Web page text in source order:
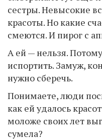
сестры. Невысокие
красоты. Но какие
смеются. И пирог с
А ей — нельзя.
испортить. Замуж,
нужно сберечь.
Понимаете, люди
как ей удалось
моложе своих лет
сумела?